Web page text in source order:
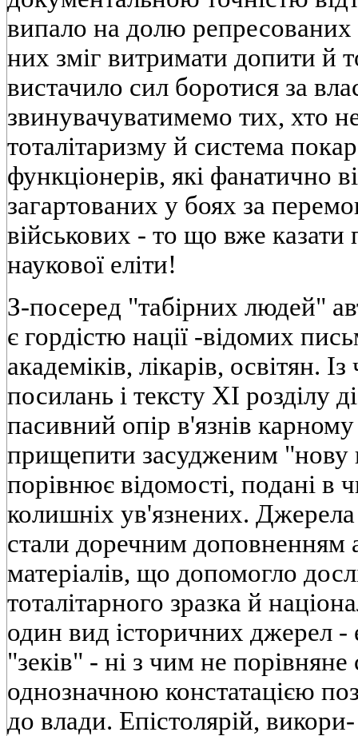
випало на долю
них змiг витримати допити й
вистачило сил боротися за
звинувачуватимемо тих, хто
тоталiтаризму й система
функцiонерiв, якi фанатично
загартованих у боях за
вiйськових - то що вже казати
наукової елiти!
З-посеред "табiрних людей"
є гордiстю нацiї -вiдомих
академiкiв, лiкарiв, освiтян.
посилань i тексту XI роздiлу
пасивний опiр в'язнiв карному
прищепити засудженим "нову
порiвнює вiдомостi, поданi в
колишнiх ув'язнених.
стали доречним доповненням
матерiалiв, що допомогло
тоталiтарного зразка й
один вид iсторичних джерел -
"зекiв" - нi з чим не порiвняне
однозначною констатацiєю
до влади. Епiстолярiй, викори-